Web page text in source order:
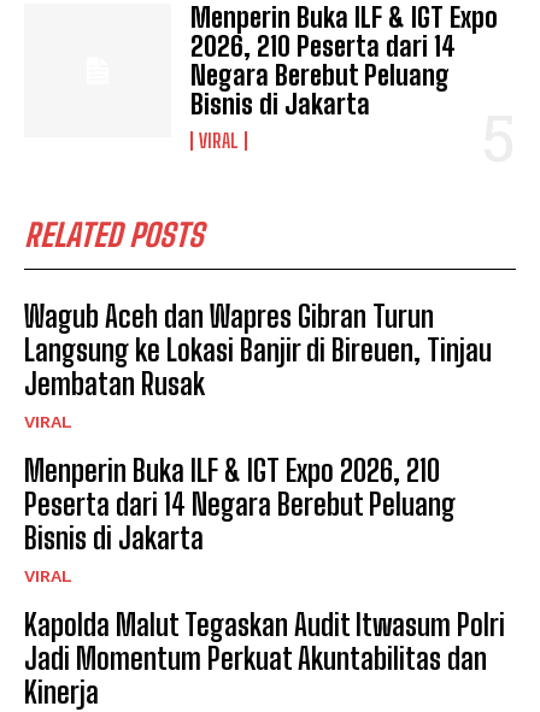
Menperin Buka ILF & IGT Expo
2026, 210 Peserta dari 14
Negara Berebut Peluang
Bisnis di Jakarta
VIRAL
RELATED POSTS
Wagub Aceh dan Wapres Gibran Turun
Langsung ke Lokasi Banjir di Bireuen, Tinjau
Jembatan Rusak
VIRAL
Menperin Buka ILF & IGT Expo 2026, 210
Peserta dari 14 Negara Berebut Peluang
Bisnis di Jakarta
VIRAL
Kapolda Malut Tegaskan Audit Itwasum Polri
Jadi Momentum Perkuat Akuntabilitas dan
Kinerja